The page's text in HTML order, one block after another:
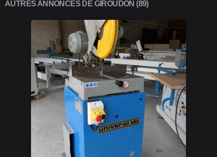
AUTRES ANNONCES DE GIROUDON (89)